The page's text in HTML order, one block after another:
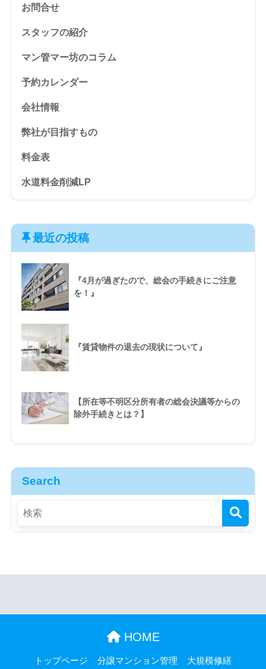
お問合せ
スタッフの紹介
マン管マー坊のコラム
予約カレンダー
会社情報
弊社が目指すもの
料金表
水道料金削減LP
最近の投稿
『4月が過ぎたので、総会の手続きにご注意
を！』
『賃貸物件の退去の現状について』
【所在等不明区分所有者の総会決議等からの
除外手続きとは？】
Search
HOME
トップページ 分譲マンション管理 大規模修繕